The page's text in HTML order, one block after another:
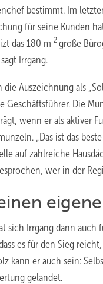
bestimmt. Im
für seine Kunden
das 180 m 2 große
Irrgang.
Auszeichnung als
Geschäftsführer. Die
wenn er als aktiver
„Das ist das
auf zahlreiche
wer in der
sich Irrgang dann
es für den Sieg
kann er auch sein:
gelandet.